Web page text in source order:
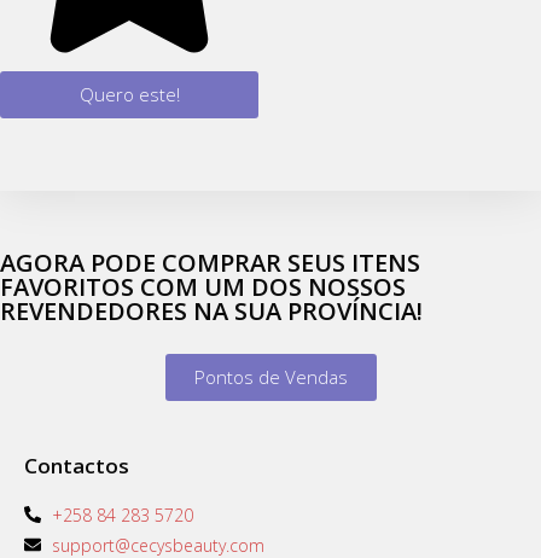
Quero este!
AGORA PODE COMPRAR SEUS ITENS
FAVORITOS COM UM DOS NOSSOS
REVENDEDORES NA SUA PROVÍNCIA!
Pontos de Vendas
Contactos
+258 84 283 5720
support@cecysbeauty.com